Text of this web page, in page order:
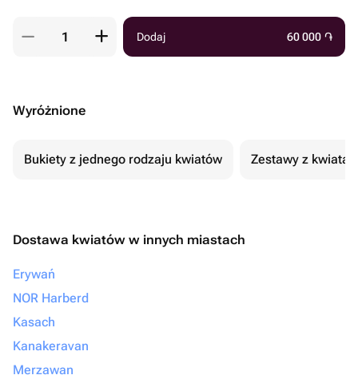
Dodaj 60 000 ֏
Wyróżnione
Bukiety z jednego rodzaju kwiatów Zestawy z
Dostawa kwiatów w innych miastach
Erywań
NOR Harberd
Kasach
Kanakeravan
Merzawan